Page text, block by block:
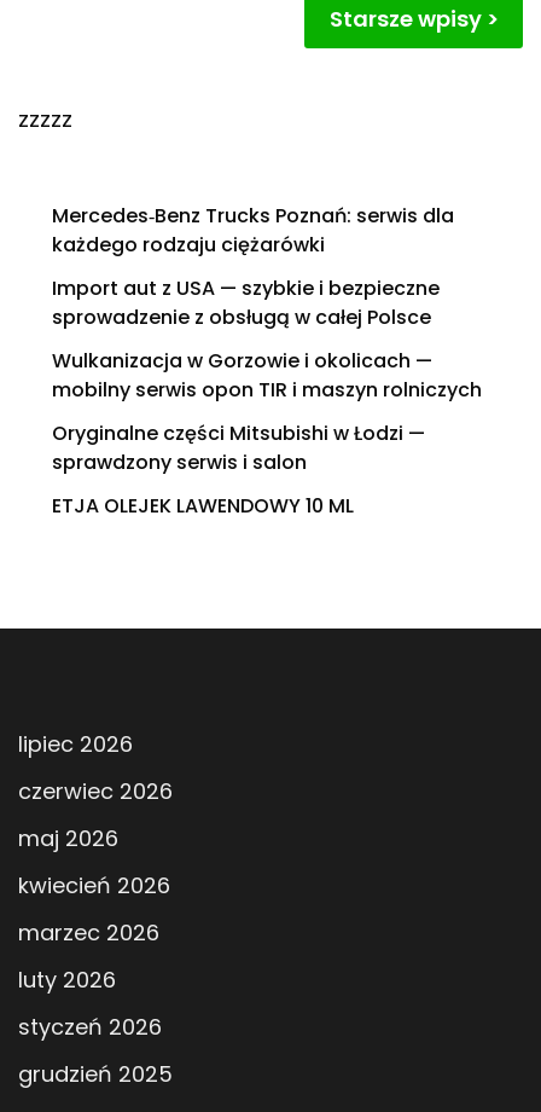
Starsze wpisy
zzzzz
Mercedes‑Benz Trucks Poznań: serwis dla
każdego rodzaju ciężarówki
Import aut z USA — szybkie i bezpieczne
sprowadzenie z obsługą w całej Polsce
Wulkanizacja w Gorzowie i okolicach —
mobilny serwis opon TIR i maszyn rolniczych
Oryginalne części Mitsubishi w Łodzi —
sprawdzony serwis i salon
ETJA OLEJEK LAWENDOWY 10 ML
lipiec 2026
czerwiec 2026
maj 2026
kwiecień 2026
marzec 2026
luty 2026
styczeń 2026
grudzień 2025